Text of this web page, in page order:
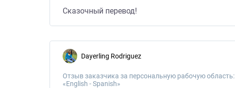
Сказочный перевод!
Dayerling Rodriguez
Отзыв заказчика за персональную рабочую область:
«English - Spanish»